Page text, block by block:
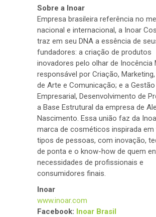
Sobre a Inoar
Empresa brasileira referência no
nacional e internacional, a Inoar
traz em seu DNA a essência de
fundadores: a criação de produtos
inovadores pelo olhar de Inocência
responsável por Criação,
de Arte e Comunicação; e a Gestão
Empresarial, Desenvolvimento de
a Base Estrutural da empresa de
Nascimento. Essa união faz da
marca de cosméticos inspirada em
tipos de pessoas, com inovação,
de ponta e o know-how de quem
necessidades de profissionais e
consumidores finais.
Inoar
www.inoar.com
Facebook: Inoar Brasil